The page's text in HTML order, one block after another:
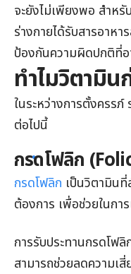
จะยังไม่เพียงพอ สำห
ร่างกายได้รับสารอาห
ป้องกันความผิดปกติที่อ
ทำไมวิตามิ
ในระหว่างการตั้งครร
ต่อไปนี้
กรดโฟลิก
กรดโฟลิก เป็นวิตามิน
ต้องการ เพื่อช่วยในก
การรับประทานกรดโฟ
สามารถช่วยลดความเ